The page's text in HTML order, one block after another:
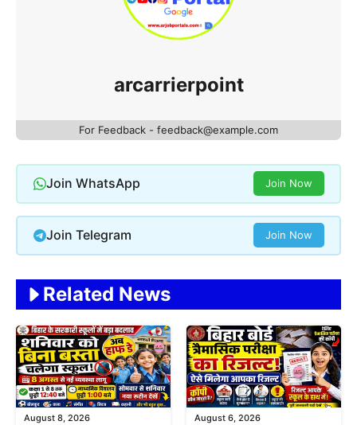
arcarrierpoint
For Feedback - feedback@example.com
Join WhatsApp Join Now
Join Telegram Join Now
Related News
August 8, 2026 August 6, 2026